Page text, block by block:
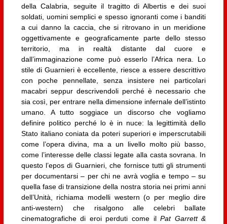
della Calabria, seguite il tragitto di Albertis e dei suoi
soldati, uomini semplici e spesso ignoranti come i banditi
a cui danno la caccia, che si ritrovano in un meridione
oggettivamente e geograficamente parte dello stesso
territorio, ma in realtà distante dal cuore e
dall’immaginazione come può esserlo l’Africa nera. Lo
stile di Guarnieri è eccellente, riesce a essere descrittivo
con poche pennellate, senza insistere nei particolari
macabri seppur descrivendoli perché è necessario che
sia così, per entrare nella dimensione infernale dell’istinto
umano. A tutto soggiace un discorso che vogliamo
definire politico perché lo è in nuce: la legittimità dello
Stato italiano coniata da poteri superiori e imperscrutabili
come l’opera divina, ma a un livello molto più basso,
come l’interesse delle classi legate alla casta sovrana. In
questo l’epos di Guarnieri, che fornisce tutti gli strumenti
per documentarsi – per chi ne avrà voglia e tempo – su
quella fase di transizione della nostra storia nei primi anni
dell’Unità, richiama modelli western (o per meglio dire
anti-western) che risalgono alle celebri ballate
cinematografiche di eroi perduti come ilPat Garrett &